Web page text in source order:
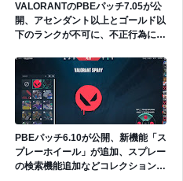
VALORANTのPBEパッチ7.05が公
開、アセンダント以上とゴールド以
下のランクが不可に、不正行為によ
が強化
PBEパッチ6.10が公開、新機能「ス
プレーホイール」が追加、スプレー
の検索機能追加などコレクションメ